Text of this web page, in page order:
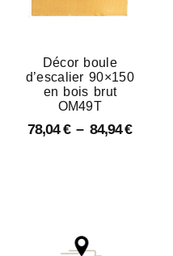
Décor boule
d’escalier 90×150
en bois brut
OM49T
78,04€ – 84,94€